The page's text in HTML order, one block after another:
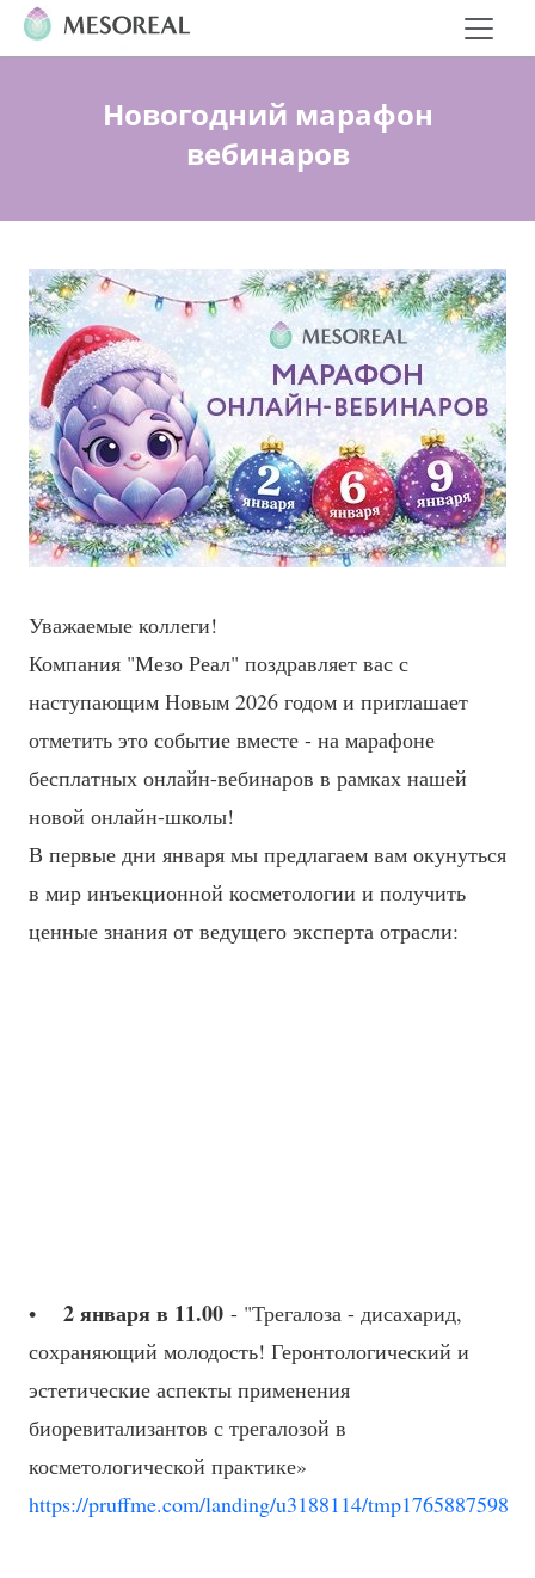
Новогодний марафон
вебинаров
Уважаемые коллеги!
Компания "Мезо Реал" поздравляет вас с
наступающим Новым 2026 годом и приглашает
отметить это событие вместе - на марафоне
бесплатных онлайн-вебинаров в рамках нашей
новой онлайн-школы!
В первые дни января мы предлагаем вам окунуться
в мир инъекционной косметологии и получить
ценные знания от ведущего эксперта отрасли:
• 2 января в 11.00 - "Трегалоза - дисахарид,
сохраняющий молодость! Геронтологический и
эстетические аспекты применения
биоревитализантов с трегалозой в
косметологической практике»
https://pruffme.com/landing/u3188114/tmp1765887598